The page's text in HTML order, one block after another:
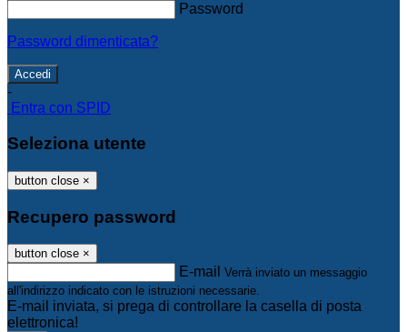
Password
Password dimenticata?
-
Entra con SPID
Seleziona utente
button close ×
Recupero password
button close ×
E-mail Verrà inviato un messaggio
all'indirizzo indicato con le istruzioni necessarie.
E-mail inviata, si prega di controllare la casella di posta
elettronica!